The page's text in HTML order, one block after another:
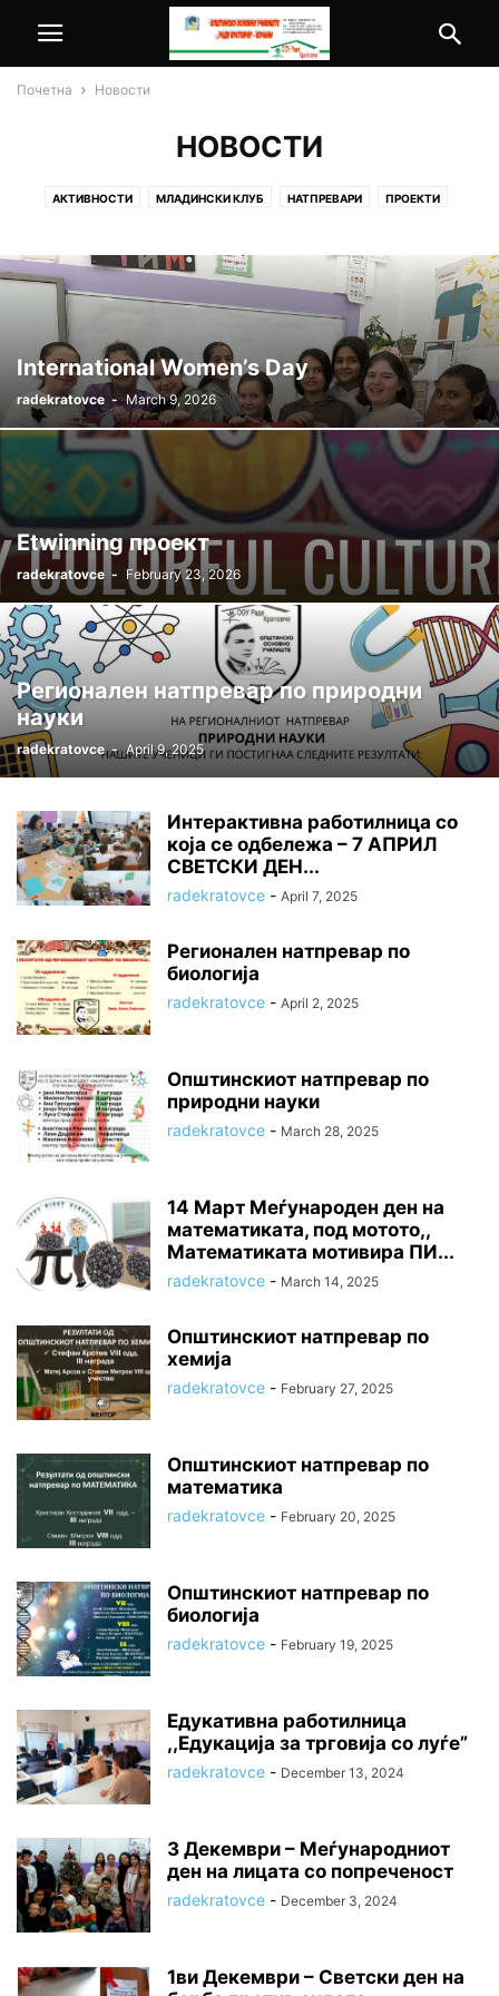
Почетна Новости
НОВОСТИ
АКТИВНОСТИ МЛАДИНСКИ КЛУБ НАТПРЕВАРИ ПРОЕКТИ
International Women’s Day
radekratovce - March 9, 2026
Etwinning проект
radekratovce - February 23, 2026
Регионален натпревар по природни
науки
radekratovce - April 9, 2025
Интерактивна работилница со
која се одбележа – 7 АПРИЛ
СВЕТСКИ ДЕН...
radekratovce - April 7, 2025
Регионален натпревар по
биологија
radekratovce - April 2, 2025
Општинскиот натпревар по
природни науки
radekratovce - March 28, 2025
14 Март Меѓународен ден на
математиката, под мотото,,
Математиката мотивира ПИ...
radekratovce - March 14, 2025
Општинскиот натпревар по
хемија
radekratovce - February 27, 2025
Општинскиот натпревар по
математика
radekratovce - February 20, 2025
Општинскиот натпревар по
биологија
radekratovce - February 19, 2025
Едукативна работилница
,,Едукација за трговија со луѓе”
radekratovce - December 13, 2024
3 Декември – Меѓународниот
ден на лицата со попреченост
radekratovce - December 3, 2024
1ви Декември – Светски ден на